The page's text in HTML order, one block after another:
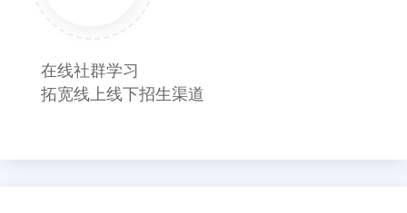
在线社群学习
拓宽线上线下招生渠道